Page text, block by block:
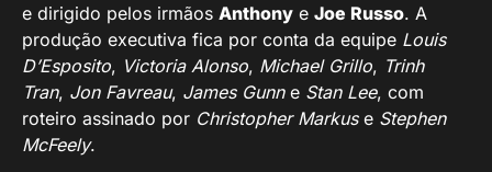
e dirigido pelos irmãos Anthony e Joe Russo. A
produção executiva fica por conta da equipe Louis
D’Esposito, Victoria Alonso, Michael Grillo, Trinh
Tran, Jon Favreau, James Gunne Stan Lee, com
roteiro assinado por Christopher Markuse Stephen
McFeely.